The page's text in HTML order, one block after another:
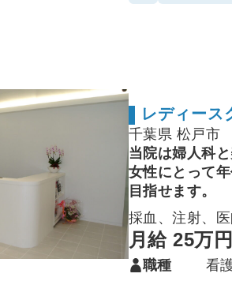
レディース
千葉県 松戸市
当院は婦人科
女性にとって
目指せます。
採血、注射、
月給 25万
職種 看